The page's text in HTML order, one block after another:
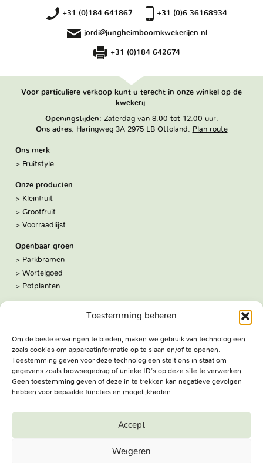
Toestemming beheren
Om de beste ervaringen te bieden, maken we gebruik van technologieën
zoals cookies om apparaatinformatie op te slaan en/of te openen.
Toestemming geven voor deze technologieën stelt ons in staat om
gegevens zoals browsegedrag of unieke ID's op deze site te verwerken.
Geen toestemming geven of deze in te trekken kan negatieve gevolgen
hebben voor bepaalde functies en mogelijkheden.
Accept
Weigeren
+31 (0)184 641867 +31 (0)6 36168934
jordi@jungheimboomkwekerijen.nl
+31 (0)184 642674
Voor particuliere verkoop kunt u terecht in onze winkel op de
kwekerij.
Openingstijden: Zaterdag van 8.00 tot 12.00 uur.
Ons adres: Haringweg 3A 2975 LB Ottoland. Plan route
Ons merk
Fruitstyle
Onze producten
Kleinfruit
Grootfruit
Voorraadlijst
Openbaar groen
Parkbramen
Wortelgoed
Potplanten
Volg ons:
Facebook
Bezoekadres
Haringweg 3A
2975 LB Ottoland
Reserved.